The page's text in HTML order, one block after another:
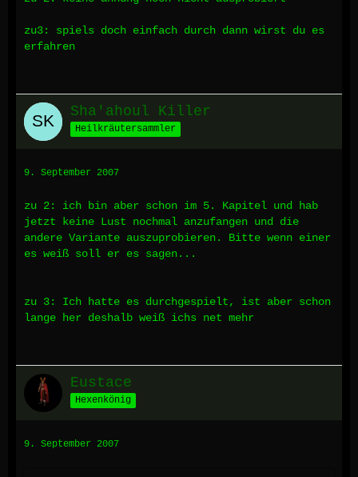
zu3: spiels doch einfach durch dann wirst du es
erfahren
Sha'ahoul Killer
Heilkräutersammler
9. September 2007
zu 2: ich bin aber schon im 5. Kapitel und hab
jetzt keine Lust nochmal anzufangen und die
andere Variante auszuprobieren. Bitte wenn einer
es weiß soll er es sagen...
zu 3: Ich hatte es durchgespielt, ist aber schon
lange her deshalb weiß ichs net mehr
Eustace
Hexenkönig
9. September 2007